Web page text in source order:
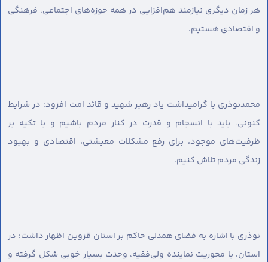
هر زمان دیگری نیازمند هم‌افزایی در همه حوزه‌های اجتماعی، فرهنگی
و اقتصادی هستیم.
محمدنوذری با گرامیداشت یاد رهبر شهید و قائد امت افزود: در شرایط
کنونی، باید با انسجام و قدرت در کنار مردم باشیم و با تکیه بر
ظرفیت‌های موجود، برای رفع مشکلات معیشتی، اقتصادی و بهبود
زندگی مردم تلاش کنیم.
نوذری با اشاره به فضای همدلی حاکم بر استان قزوین اظهار داشت: در
استان، با محوریت نماینده ولی‌فقیه، وحدت بسیار خوبی شکل گرفته و